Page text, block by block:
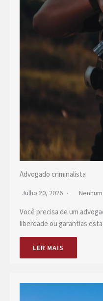
Advogado criminalista
Julho 20, 2026
Você precisa de um
liberdade ou garantias
LER MAIS